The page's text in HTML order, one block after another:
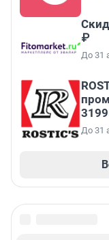
₽
До 31
До 31